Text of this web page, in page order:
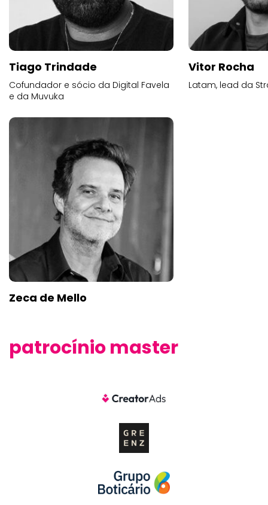
Tiago Trindade
Cofundador e sócio da Digital Favela
e da Muvuka
Vitor Rocha
Latam, lead da
Zeca de Mello
patrocínio master